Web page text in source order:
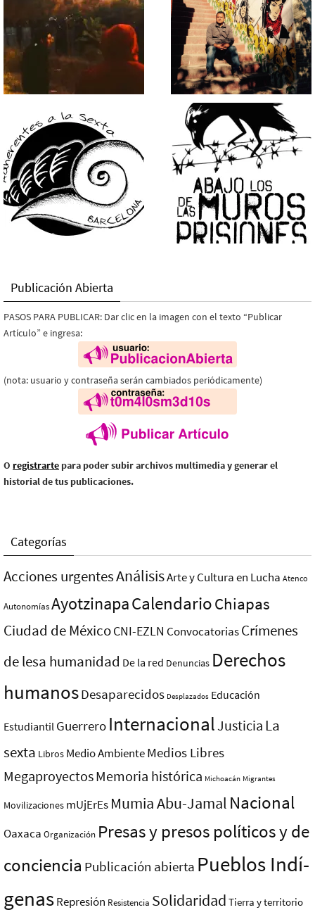
Publicación Abierta
PASOS PARA PUBLICAR: Dar clic en la imagen con el texto “Publicar
Artículo” e ingresa:
(nota: usuario y contraseña serán cambiados periódicamente)
O registrarte para poder subir archivos multimedia y generar el
historial de tus publicaciones.
Categorías
Acciones urgentesAnálisisArte y Cultura en Lucha Atenco
AutonomíasAyotzinapaCalendarioChiapas
Ciudad de MéxicoCNI-EZLN ConvocatoriasCrímenes
de lesa humanidad De la red Denuncias Derechos
humanosDesaparecidos Desplazados Educación
Estudiantil Guerrero InternacionalJusticia La
sexta Libros Medio AmbienteMedios Libres
MegaproyectosMemoria histórica Michoacán Migrantes
Movilizaciones mUjErEs Mumia Abu-Jamal Nacional
Oaxaca Organización Presas y presos polí­ticos y de
conciencia Publicación abierta Pueblos Indí­
genasRepresión Resistencia Solidaridad Tierra y territorio